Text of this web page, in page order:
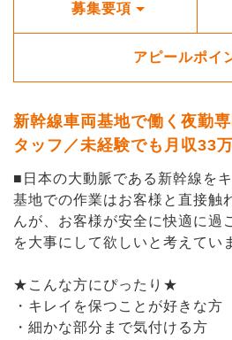
募集要項
アピールポイ
新幹線車両基地で働く夜勤
タッフ／未経験でも月収33
■日本の大動脈である新幹線を
基地での作業はお客様と直接触
んが、お客様が安全に快適に過
を大事にして欲しいと考えてい
★こんな方にぴったり★
・キレイを保つことが好きな方
・細かな部分まで気付ける方